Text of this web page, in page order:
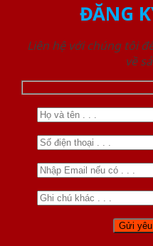
ĐĂNG
Liên hệ với chúng tôi
về